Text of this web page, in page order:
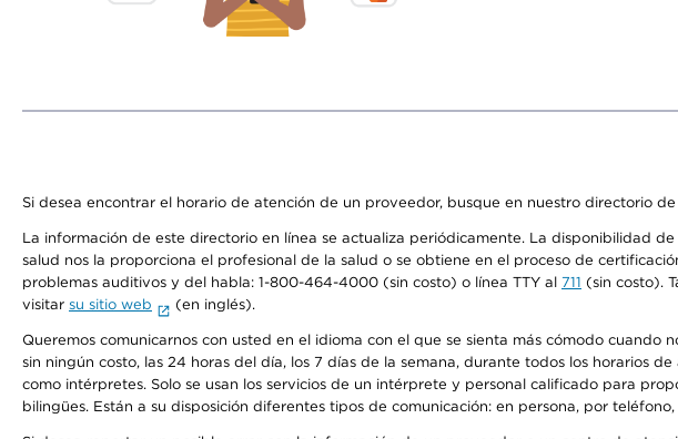
Si desea encontrar el horario de atención de un proveedor, busque en nuestro directorio
La información de este directorio en línea se actualiza periódicamente. La disponibilidad
salud nos la proporciona el profesional de la salud o se obtiene en el proceso de
problemas auditivos y del habla: 1-800-464-4000 (sin costo) o línea TTY al 711 (sin costo).
visitar su sitio web (en inglés).
Queremos comunicarnos con usted en el idioma con el que se sienta más cómodo
sin ningún costo, las 24 horas del día, los 7 días de la semana, durante todos los horarios
como intérpretes. Solo se usan los servicios de un intérprete y personal calificado para
bilingües. Están a su disposición diferentes tipos de comunicación: en persona, por